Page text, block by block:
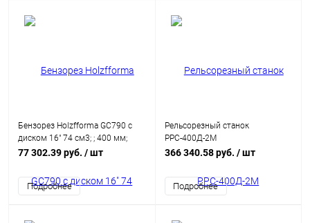
Бензорез Holzfforma GC790 с
диском 16" 74 см3; ; 400 мм;
10.10 кг (GC79016)
77 302.39 руб. / шт
Подробнее
Рельсорезный станок
РРС-400Д-2М
366 340.58 руб. / шт
Подробнее